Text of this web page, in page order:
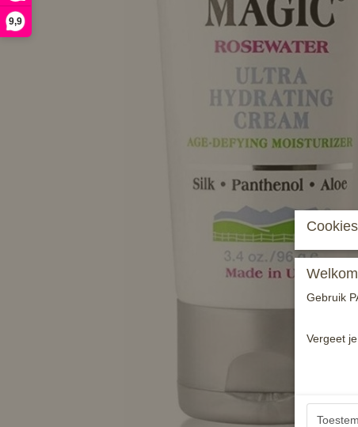
9,9
Gebruik
Vergeet